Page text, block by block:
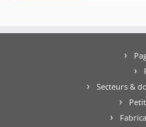
Secteurs &